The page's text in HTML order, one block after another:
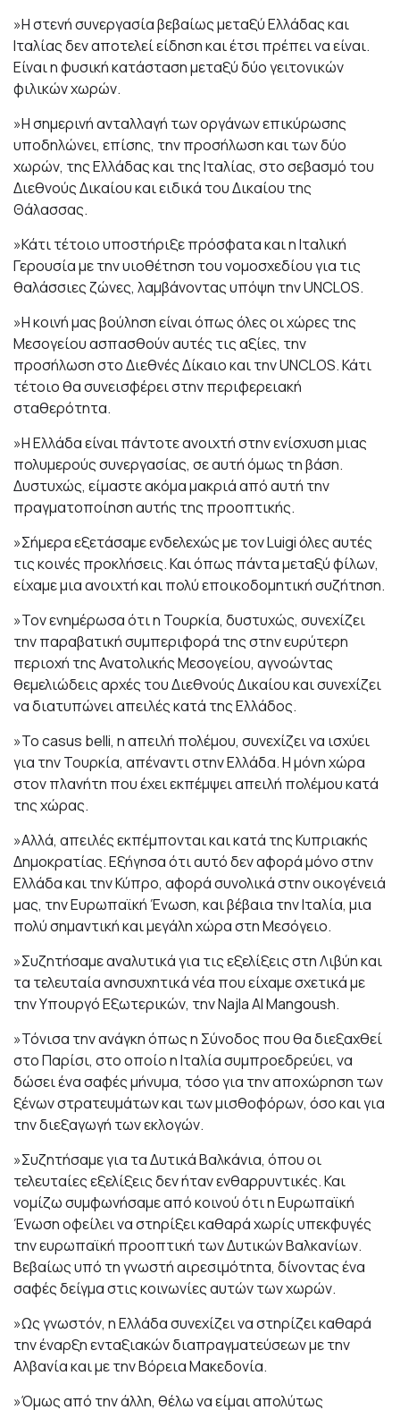
»Η στενή συνεργασία βεβαίως μεταξύ Ελλάδας και
Ιταλίας δεν αποτελεί είδηση και έτσι πρέπει να είναι.
Είναι η φυσική κατάσταση μεταξύ δύο γειτονικών
φιλικών χωρών.
»Η σημερινή ανταλλαγή των οργάνων επικύρωσης
υποδηλώνει, επίσης, την προσήλωση και των δύο
χωρών, της Ελλάδας και της Ιταλίας, στο σεβασμό του
Διεθνούς Δικαίου και ειδικά του Δικαίου της
Θάλασσας.
»Κάτι τέτοιο υποστήριξε πρόσφατα και η Ιταλική
Γερουσία με την υιοθέτηση του νομοσχεδίου για τις
θαλάσσιες ζώνες, λαμβάνοντας υπόψη την UNCLOS.
»Η κοινή μας βούληση είναι όπως όλες οι χώρες της
Μεσογείου ασπασθούν αυτές τις αξίες, την
προσήλωση στο Διεθνές Δίκαιο και την UNCLOS. Κάτι
τέτοιο θα συνεισφέρει στην περιφερειακή
σταθερότητα.
»Η Ελλάδα είναι πάντοτε ανοιχτή στην ενίσχυση μιας
πολυμερούς συνεργασίας, σε αυτή όμως τη βάση.
Δυστυχώς, είμαστε ακόμα μακριά από αυτή την
πραγματοποίηση αυτής της προοπτικής.
»Σήμερα εξετάσαμε ενδελεχώς με τον Luigi όλες αυτές
τις κοινές προκλήσεις. Και όπως πάντα μεταξύ φίλων,
είχαμε μια ανοιχτή και πολύ εποικοδομητική συζήτηση.
»Τον ενημέρωσα ότι η Τουρκία, δυστυχώς, συνεχίζει
την παραβατική συμπεριφορά της στην ευρύτερη
περιοχή της Ανατολικής Μεσογείου, αγνοώντας
θεμελιώδεις αρχές του Διεθνούς Δικαίου και συνεχίζει
να διατυπώνει απειλές κατά της Ελλάδος.
»Το casus belli, η απειλή πολέμου, συνεχίζει να ισχύει
για την Τουρκία, απέναντι στην Ελλάδα. Η μόνη χώρα
στον πλανήτη που έχει εκπέμψει απειλή πολέμου κατά
της χώρας.
»Αλλά, απειλές εκπέμπονται και κατά της Κυπριακής
Δημοκρατίας. Εξήγησα ότι αυτό δεν αφορά μόνο στην
Ελλάδα και την Κύπρο, αφορά συνολικά στην οικογένειά
μας, την Ευρωπαϊκή Ένωση, και βέβαια την Ιταλία, μια
πολύ σημαντική και μεγάλη χώρα στη Μεσόγειο.
»Συζητήσαμε αναλυτικά για τις εξελίξεις στη Λιβύη και
τα τελευταία ανησυχητικά νέα που είχαμε σχετικά με
την Υπουργό Εξωτερικών, την Najla Al Mangoush.
»Τόνισα την ανάγκη όπως η Σύνοδος που θα διεξαχθεί
στο Παρίσι, στο οποίο η Ιταλία συμπροεδρεύει, να
δώσει ένα σαφές μήνυμα, τόσο για την αποχώρηση των
ξένων στρατευμάτων και των μισθοφόρων, όσο και για
την διεξαγωγή των εκλογών.
»Συζητήσαμε για τα Δυτικά Βαλκάνια, όπου οι
τελευταίες εξελίξεις δεν ήταν ενθαρρυντικές. Και
νομίζω συμφωνήσαμε από κοινού ότι η Ευρωπαϊκή
Ένωση οφείλει να στηρίξει καθαρά χωρίς υπεκφυγές
την ευρωπαϊκή προοπτική των Δυτικών Βαλκανίων.
Βεβαίως υπό τη γνωστή αιρεσιμότητα, δίνοντας ένα
σαφές δείγμα στις κοινωνίες αυτών των χωρών.
»Ως γνωστόν, η Ελλάδα συνεχίζει να στηρίζει καθαρά
την έναρξη ενταξιακών διαπραγματεύσεων με την
Αλβανία και με την Βόρεια Μακεδονία.
»Όμως από την άλλη, θέλω να είμαι απολύτως